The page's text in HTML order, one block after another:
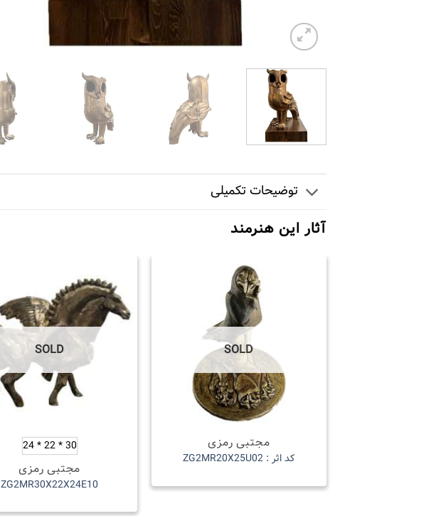
توضیحات تکمیلی
آثار این هنرمند
SOLD
مجتبی رمزی
کد اثر : ZG2MR20X25U02
SOLD
30 * 22 * 24
مجتبی رمزی
ZG2MR30X22X24E10